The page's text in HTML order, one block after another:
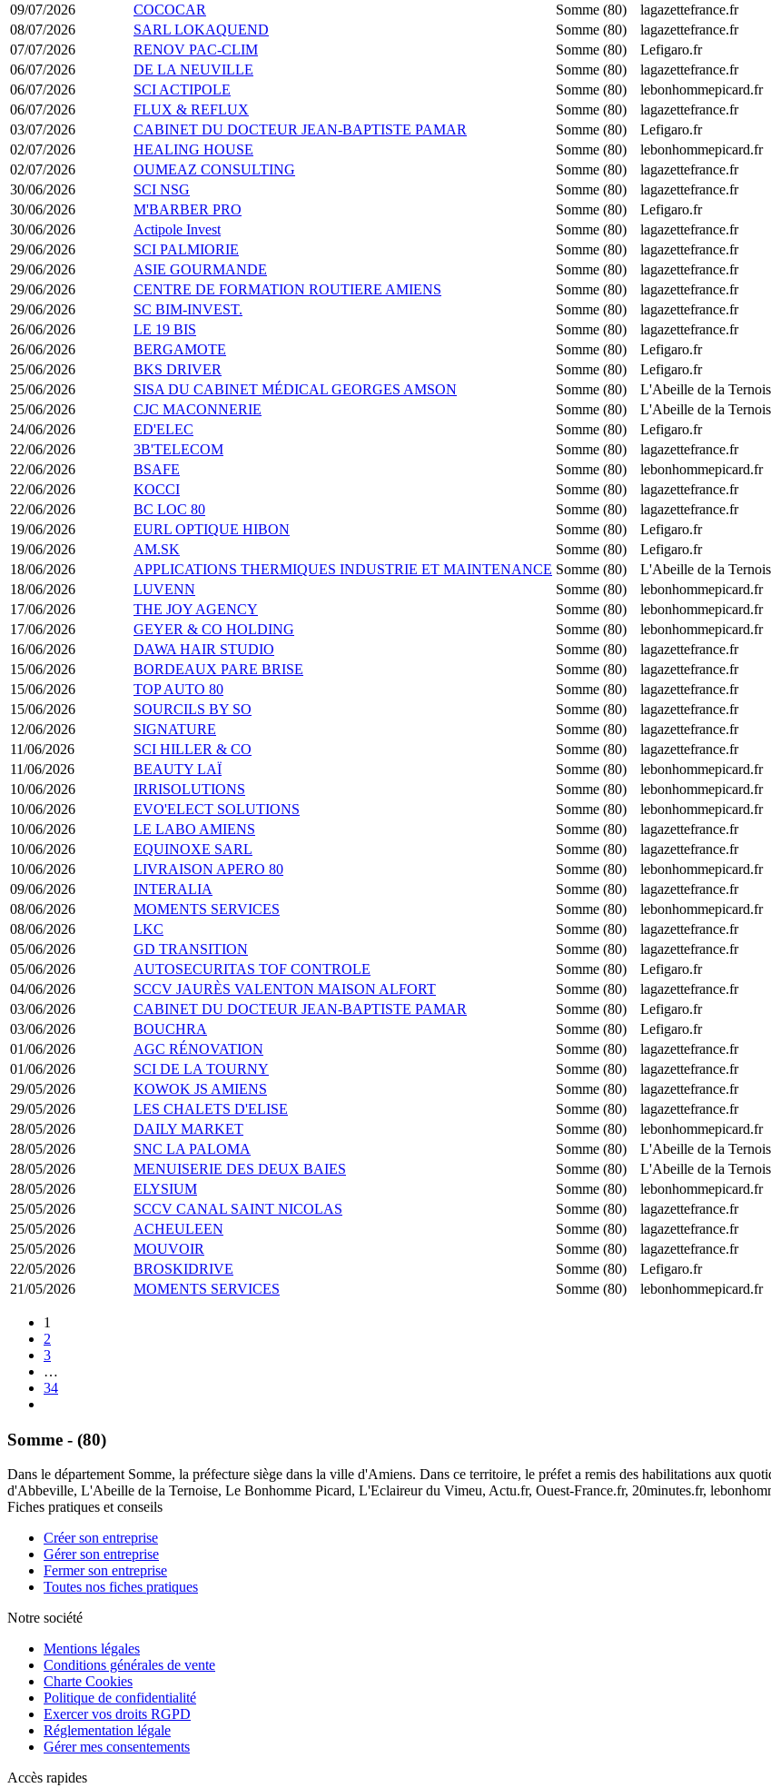
09/07/2026
COCOCAR Somme (80) lagazettefrance.fr
08/07/2026
SARL LOKAQUEND Somme (80) lagazettefrance.fr
07/07/2026
RENOV PAC-CLIM Somme (80) Lefigaro.fr
06/07/2026
DE LA NEUVILLE Somme (80) lagazettefrance.fr
06/07/2026
SCI ACTIPOLE Somme (80) lebonhommepicard.fr
06/07/2026
FLUX & REFLUX Somme (80) lagazettefrance.fr
03/07/2026
CABINET DU DOCTEUR JEAN-BAPTISTE PAMAR Somme (80) Lefigaro.fr
02/07/2026
HEALING HOUSE Somme (80) lebonhommepicard.fr
02/07/2026
OUMEAZ CONSULTING Somme (80) lagazettefrance.fr
30/06/2026
SCI NSG Somme (80) lagazettefrance.fr
30/06/2026
M'BARBER PRO Somme (80) Lefigaro.fr
30/06/2026
Actipole Invest Somme (80) lagazettefrance.fr
29/06/2026
SCI PALMIORIE Somme (80) lagazettefrance.fr
29/06/2026
ASIE GOURMANDE Somme (80) lagazettefrance.fr
29/06/2026
CENTRE DE FORMATION ROUTIERE AMIENS Somme (80) lagazettefrance.fr
29/06/2026
SC BIM-INVEST. Somme (80) lagazettefrance.fr
26/06/2026
LE 19 BIS Somme (80) lagazettefrance.fr
26/06/2026
BERGAMOTE Somme (80) Lefigaro.fr
25/06/2026
BKS DRIVER Somme (80) Lefigaro.fr
25/06/2026
SISA DU CABINET MÉDICAL GEORGES AMSON Somme (80) L'Abeille de la
25/06/2026
CJC MACONNERIE Somme (80) L'Abeille de la
24/06/2026
ED'ELEC Somme (80) Lefigaro.fr
22/06/2026
3B'TELECOM Somme (80) lagazettefrance.fr
22/06/2026
BSAFE Somme (80) lebonhommepicard.fr
22/06/2026
KOCCI Somme (80) lagazettefrance.fr
22/06/2026
BC LOC 80 Somme (80) lagazettefrance.fr
19/06/2026
EURL OPTIQUE HIBON Somme (80) Lefigaro.fr
19/06/2026
AM.SK Somme (80) Lefigaro.fr
18/06/2026
APPLICATIONS THERMIQUES INDUSTRIE ET MAINTENANCE Somme (80) L'Abeille de la
18/06/2026
LUVENN Somme (80) lebonhommepicard.fr
17/06/2026
THE JOY AGENCY Somme (80) lebonhommepicard.fr
17/06/2026
GEYER & CO HOLDING Somme (80) lebonhommepicard.fr
16/06/2026
DAWA HAIR STUDIO Somme (80) lagazettefrance.fr
15/06/2026
BORDEAUX PARE BRISE Somme (80) lagazettefrance.fr
15/06/2026
TOP AUTO 80 Somme (80) lagazettefrance.fr
15/06/2026
SOURCILS BY SO Somme (80) lagazettefrance.fr
12/06/2026
SIGNATURE Somme (80) lagazettefrance.fr
11/06/2026
SCI HILLER & CO Somme (80) lagazettefrance.fr
11/06/2026
BEAUTY LAÏ Somme (80) lebonhommepicard.fr
10/06/2026
IRRISOLUTIONS Somme (80) lebonhommepicard.fr
10/06/2026
EVO'ELECT SOLUTIONS Somme (80) lebonhommepicard.fr
10/06/2026
LE LABO AMIENS Somme (80) lagazettefrance.fr
10/06/2026
EQUINOXE SARL Somme (80) lagazettefrance.fr
10/06/2026
LIVRAISON APERO 80 Somme (80) lebonhommepicard.fr
09/06/2026
INTERALIA Somme (80) lagazettefrance.fr
08/06/2026
MOMENTS SERVICES Somme (80) lebonhommepicard.fr
08/06/2026
LKC Somme (80) lagazettefrance.fr
05/06/2026
GD TRANSITION Somme (80) lagazettefrance.fr
05/06/2026
AUTOSECURITAS TOF CONTROLE Somme (80) Lefigaro.fr
04/06/2026
SCCV JAURÈS VALENTON MAISON ALFORT Somme (80) lagazettefrance.fr
03/06/2026
CABINET DU DOCTEUR JEAN-BAPTISTE PAMAR Somme (80) Lefigaro.fr
03/06/2026
BOUCHRA Somme (80) Lefigaro.fr
01/06/2026
AGC RÉNOVATION Somme (80) lagazettefrance.fr
01/06/2026
SCI DE LA TOURNY Somme (80) lagazettefrance.fr
29/05/2026
KOWOK JS AMIENS Somme (80) lagazettefrance.fr
29/05/2026
LES CHALETS D'ELISE Somme (80) lagazettefrance.fr
28/05/2026
DAILY MARKET Somme (80) lebonhommepicard.fr
28/05/2026
SNC LA PALOMA Somme (80) L'Abeille de la
28/05/2026
MENUISERIE DES DEUX BAIES Somme (80) L'Abeille de la
28/05/2026
ELYSIUM Somme (80) lebonhommepicard.fr
25/05/2026
SCCV CANAL SAINT NICOLAS Somme (80) lagazettefrance.fr
25/05/2026
ACHEULEEN Somme (80) lagazettefrance.fr
25/05/2026
MOUVOIR Somme (80) lagazettefrance.fr
22/05/2026
BROSKIDRIVE Somme (80) Lefigaro.fr
21/05/2026
MOMENTS SERVICES Somme (80) lebonhommepicard.fr
1
2
3
…
34
Somme - (80)
Dans le département Somme, la préfecture siège dans la ville d'Amiens. Dans ce territoire, le préfet a remis des habilitations aux
d'Abbeville, L'Abeille de la Ternoise, Le Bonhomme Picard, L'Eclaireur du Vimeu, Actu.fr, Ouest-France.fr, 20minutes.fr,
Fiches pratiques et conseils
Créer son entreprise
Gérer son entreprise
Fermer son entreprise
Toutes nos fiches pratiques
Notre société
Mentions légales
Conditions générales de vente
Charte Cookies
Politique de confidentialité
Exercer vos droits RGPD
Réglementation légale
Gérer mes consentements
Accès rapides